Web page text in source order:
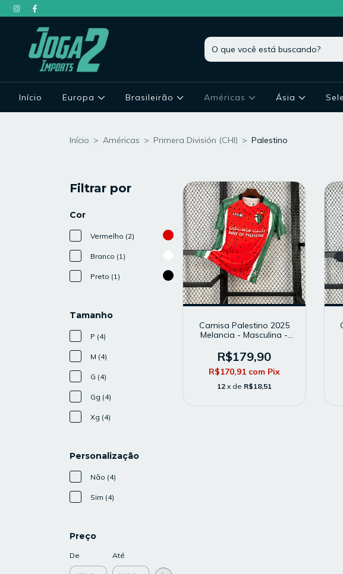
Início Europa Brasileirão Américas Ásia
Início > Américas > Primera División (CHI) > Palestino
Filtrar por
Cor
Vermelho (2)
Branco (1)
Preto (1)
Tamanho
P (4)
M (4)
G (4)
Gg (4)
Xg (4)
Personalização
Não (4)
Sim (4)
Preço
De Até
Camisa Palestino 2025
Melancia - Masculina -
Vermelha
R$179,90
R$170,91 com Pix
12 x de R$18,51